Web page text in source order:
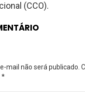
(CCO).
mail não será publicado.
*